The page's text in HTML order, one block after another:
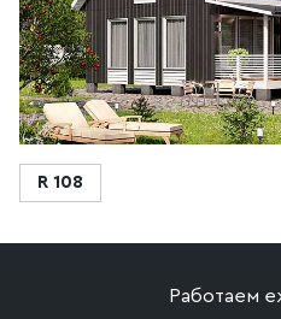
R 108
Работаем